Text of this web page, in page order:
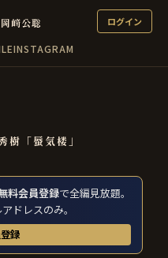
﨑公聡
INSTAGRAM
ログイン
樹「蜃気楼」
料会員登録で全編見放題。
ドレスのみ。
録